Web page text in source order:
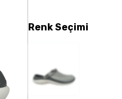
RenkSeçimi